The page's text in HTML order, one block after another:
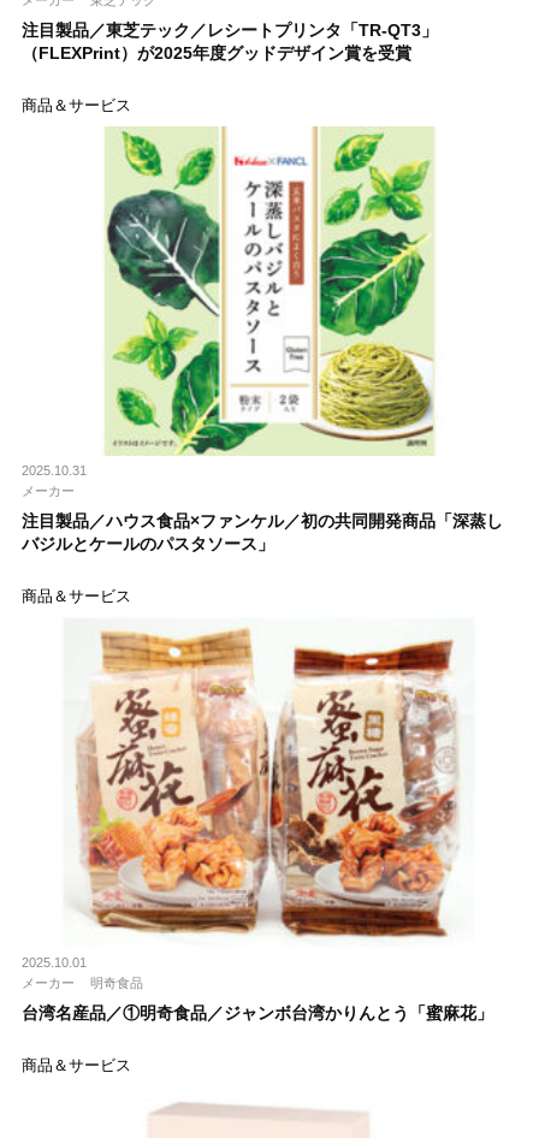
注目製品／東芝テック／レシートプリンタ「TR-QT3」
（FLEXPrint）が2025年度グッドデザイン賞を受賞
商品＆サービス
2025.10.31
メーカー
注目製品／ハウス食品×ファンケル／初の共同開発商品「深蒸し
バジルとケールのパスタソース」
商品＆サービス
2025.10.01
メーカー
明奇食品
台湾名産品／①明奇食品／ジャンボ台湾かりんとう「蜜麻花」
商品＆サービス